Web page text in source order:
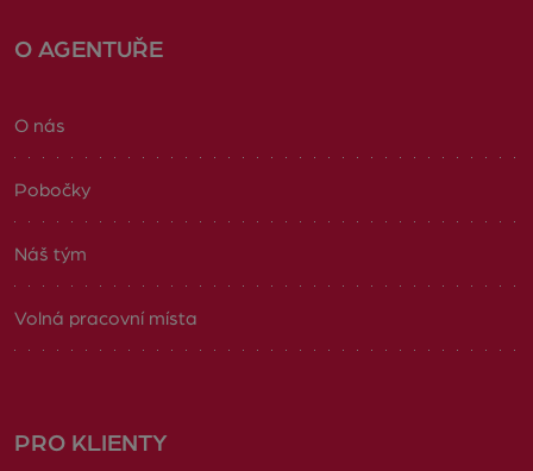
O AGENTUŘE
O nás
Pobočky
Náš tým
Volná pracovní místa
PRO KLIENTY